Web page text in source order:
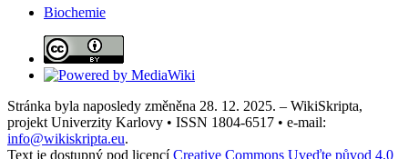
Biochemie
Stránka byla naposledy změněna 28. 12. 2025. – WikiSkripta,
projekt Univerzity Karlovy • ISSN 1804-6517 • e-mail:
info@wikiskripta.eu.
Text je dostupný pod licencíCreative Commons Uveďte původ 4.0